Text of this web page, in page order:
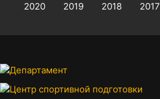
2020 2019 2018 2017